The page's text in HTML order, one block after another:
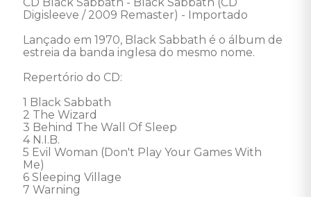
Digisleeve / 2009 Remaster) - Importado
Lançado em 1970, Black Sabbath é o álbum de
estreia da banda inglesa do mesmo nome.
Repertório do CD:
1 Black Sabbath
2 The Wizard
3 Behind The Wall Of Sleep
4 N.I.B.
5 Evil Woman (Don't Play Your Games With
Me)
6 Sleeping Village
7 Warning